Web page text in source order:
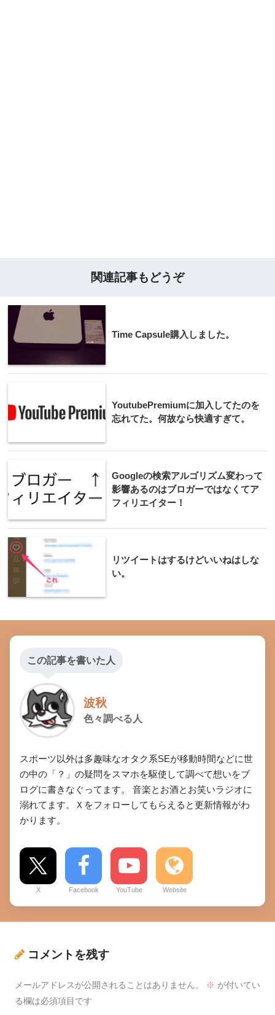
関連記事もどうぞ
Time Capsule購入しました。
YoutubePremiumに加入してたのを
忘れてた。何故なら快適すぎて。
Googleの検索アルゴリズム変わって
影響あるのはブロガーではなくてア
フィリエイター！
リツイートはするけどいいねはしな
い。
この記事を書いた人
波秋
色々調べる人
スポーツ以外は多趣味なオタク系SEが移動時間などに世
の中の「？」の疑問をスマホを駆使して調べて想いをブ
ログに書きなぐってます。 音楽とお酒とお笑いラジオに
溺れてます。Ｘをフォローしてもらえると更新情報がわ
かります。
X Facebook YouTube Website
コメントを残す
メールアドレスが公開されることはありません。 ※ が付いてい
る欄は必須項目です